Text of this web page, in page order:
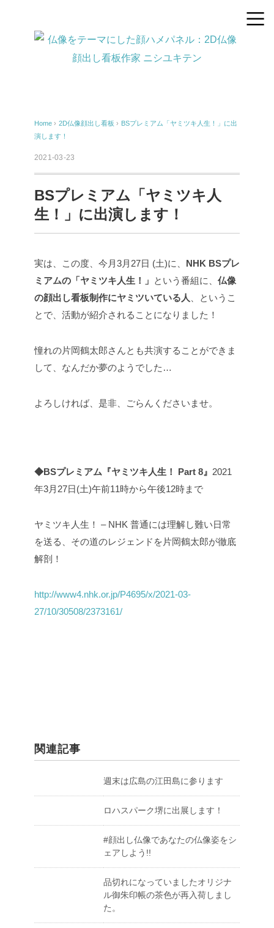
Home › 2D仏像顔出し看板 › BSプレミアム「ヤミツキ人生！」に出
演します！
2021-03-23
BSプレミアム「ヤミツキ人
生！」に出演します！
実は、この度、今月3月27日 (土)に、 NHK BSプレ
ミアムの「ヤミツキ人生！」 という番組に、 仏像
の顔出し看板制作にヤミツいている人
、というこ
とで、活動が紹介されることになりました！
憧れの片岡鶴太郎さんとも共演することができま
して、なんだか夢のようでした…
よろしければ、是非、ごらんくださいませ。
◆BSプレミアム『ヤミツキ人生！ Part 8』 2021
年3月27日(土)午前11時から午後12時まで
ヤミツキ人生！ – NHK 普通には理解し難い日常
を送る、その道のレジェンドを片岡鶴太郎が徹底
解剖！
http://www4.nhk.or.jp/P4695/x/2021-03-
27/10/30508/2373161/
関連記事
週末は広島の江田島に参ります
ロハスパーク堺に出展します！
#顔出し仏像であなたの仏像姿をシ
ェアしよう!!
品切れになっていましたオリジナ
ル御朱印帳の茶色が再入荷しまし
た。